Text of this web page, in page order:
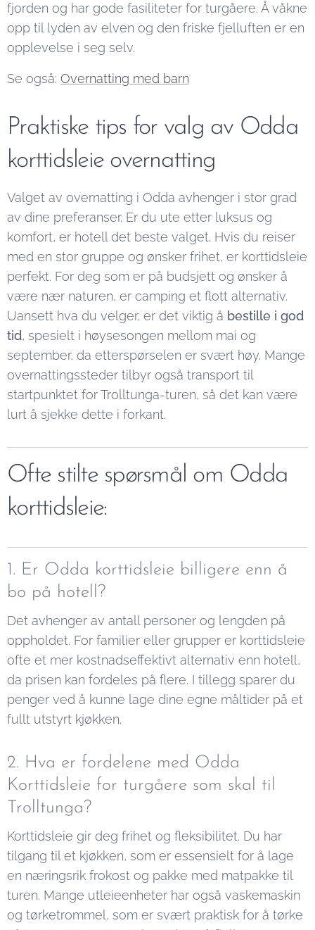
fjorden og har gode fasiliteter for turgåere. Å våkne
opp til lyden av elven og den friske fjelluften er en
opplevelse i seg selv.
Se også: Overnatting med barn
Praktiske tips for valg av Odda
korttidsleie overnatting
Valget av overnatting i Odda avhenger i stor grad
av dine preferanser. Er du ute etter luksus og
komfort, er hotell det beste valget. Hvis du reiser
med en stor gruppe og ønsker frihet, er korttidsleie
perfekt. For deg som er på budsjett og ønsker å
være nær naturen, er camping et flott alternativ.
Uansett hva du velger, er det viktig å bestille i god
tid, spesielt i høysesongen mellom mai og
september, da etterspørselen er svært høy. Mange
overnattingssteder tilbyr også transport til
startpunktet for Trolltunga-turen, så det kan være
lurt å sjekke dette i forkant.
Ofte stilte spørsmål om Odda
korttidsleie:
1. Er Odda korttidsleie billigere enn å
bo på hotell?
Det avhenger av antall personer og lengden på
oppholdet. For familier eller grupper er korttidsleie
ofte et mer kostnadseffektivt alternativ enn hotell,
da prisen kan fordeles på flere. I tillegg sparer du
penger ved å kunne lage dine egne måltider på et
fullt utstyrt kjøkken.
2. Hva er fordelene med Odda
Korttidsleie for turgåere som skal til
Trolltunga?
Korttidsleie gir deg frihet og fleksibilitet. Du har
tilgang til et kjøkken, som er essensielt for å lage
en næringsrik frokost og pakke med matpakke til
turen. Mange utleieenheter har også vaskemaskin
og tørketrommel, som er svært praktisk for å tørke